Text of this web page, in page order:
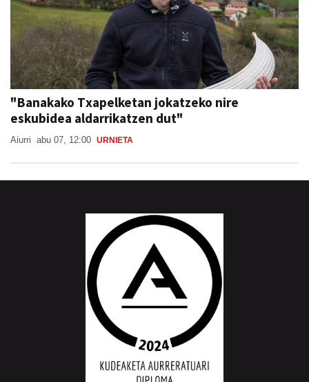
"Banakako Txapelketan jokatzeko nire
eskubidea aldarrikatzen dut"
Aiurri abu 07, 12:00 URNIETA